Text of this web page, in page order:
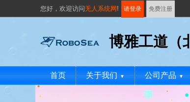
您好， 欢迎访问无人系统网 ! 请登录 免费注册
博雅工道（
首页 关于我们 ▼ 公司产品 ▼